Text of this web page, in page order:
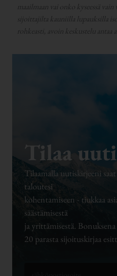
maailmaan vai onko kyseessä
sijoittajilta kauniilla lupauksilla
rohkeasti, avoin keskustelu antaa
Tilaa
Tilaamalla uutiskirjeeni
taloutesi
kohentamiseen - tiukkaa
säästämisestä
ja yrittämisestä.
20 parasta sijoituskirjaa